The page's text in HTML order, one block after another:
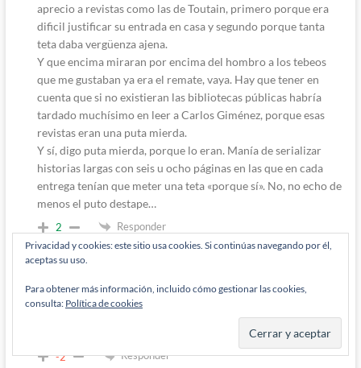
aprecio a revistas como las de Toutain, primero porque era
dificil justificar su entrada en casa y segundo porque tanta
teta daba vergüenza ajena.
Y que encima miraran por encima del hombro a los tebeos
que me gustaban ya era el remate, vaya. Hay que tener en
cuenta que si no existieran las bibliotecas públicas habría
tardado muchísimo en leer a Carlos Giménez, porque esas
revistas eran una puta mierda.
Y sí, digo puta mierda, porque lo eran. Manía de serializar
historias largas con seis u ocho páginas en las que en cada
entrega tenían que meter una teta «porque sí». No, no echo de
menos el puto destape…
2 Responder
Luisito 1 año han pasado desde que se escribió esto
Responde aDiógenes Pantarújez
-2 Responder
Privacidad y cookies: este sitio usa cookies. Si continúas navegando por él,
aceptas su uso.
Para obtener más información, incluido cómo gestionar las cookies,
consulta: Política de cookies